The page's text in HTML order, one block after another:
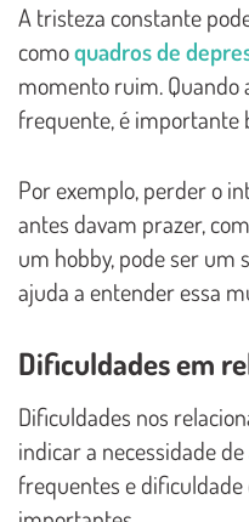
A tristeza constante
comoquadros de
momento ruim. Quando
frequente, é importante
Por exemplo, perder o
antes davam prazer,
um hobby, pode ser um
ajuda a entender essa
Dificuldades em
Dificuldades nos
indicar a necessidade
frequentes e dificuldade